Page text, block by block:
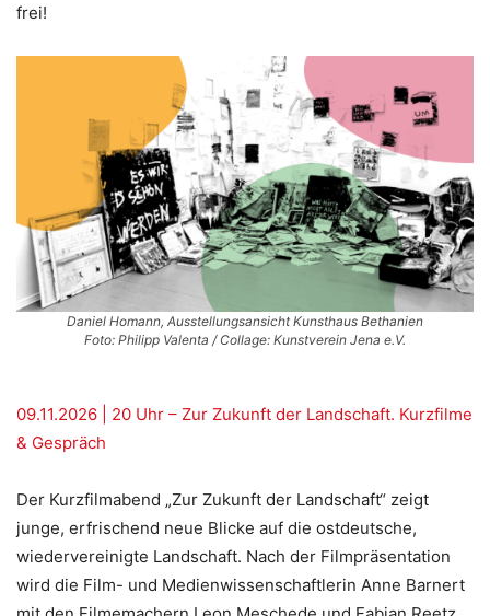
frei!
Daniel Homann, Ausstellungsansicht Kunsthaus Bethanien
Foto: Philipp Valenta / Collage: Kunstverein Jena e.V.
09.11.2026 | 20 Uhr – Zur Zukunft der Landschaft. Kurzfilme
& Gespräch
Der Kurzfilmabend „Zur Zukunft der Landschaft“ zeigt
junge, erfrischend neue Blicke auf die ostdeutsche,
wiedervereinigte Landschaft. Nach der Filmpräsentation
wird die Film- und Medienwissenschaftlerin Anne Barnert